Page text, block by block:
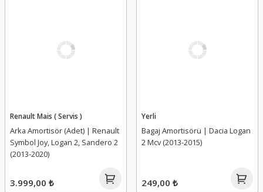
Renault Mais ( Servis )
Arka Amortisör (Adet) | Renault
Symbol Joy, Logan 2, Sandero 2
(2013-2020)
3.999,00 ₺
Yerli
Bagaj Amortisörü | Dacia Logan
2 Mcv (2013-2015)
249,00 ₺